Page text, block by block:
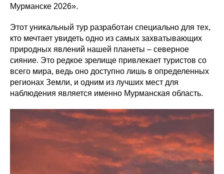
Мурманске 2026».
Этот уникальный тур разработан специально для тех,
кто мечтает увидеть одно из самых захватывающих
природных явлений нашей планеты – северное
сияние. Это редкое зрелище привлекает туристов со
всего мира, ведь оно доступно лишь в определенных
регионах Земли, и одним из лучших мест для
наблюдения является именно Мурманская область.